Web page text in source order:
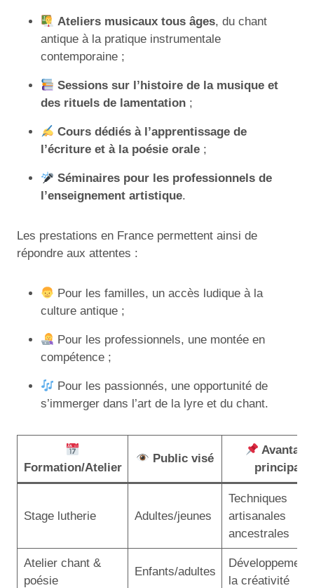
Ateliers musicaux tous âges, du chant
antique à la pratique instrumentale
contemporaine ;
Sessions sur l’histoire de la musique et
des rituels de lamentation ;
Cours dédiés à l’apprentissage de
l’écriture et à la poésie orale ;
Séminaires pour les professionnels de
l’enseignement artistique.
Les prestations en France permettent ainsi de
répondre aux attentes :
Pour les familles, un accès ludique à la
culture antique ;
Pour les professionnels, une montée en
compétence ;
Pour les passionnés, une opportunité de
s’immerger dans l’art de la lyre et du chant.
Formation/Atelier
Public visé
Avantage
principal
Stage lutherie Adultes/jeunes
Techniques
artisanales
ancestrales
Atelier chant &
poésie
Enfants/adultes
Développement
la créativité